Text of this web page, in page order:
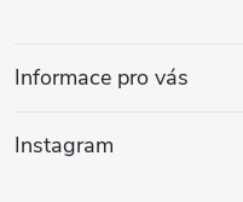
v
k
p
a
Informace pro vás
Instagram